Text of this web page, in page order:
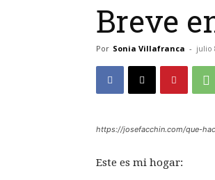
Breve
Por Sonia Villafranca - julio
https://josefacchin.com/que-
Este es mi hogar: